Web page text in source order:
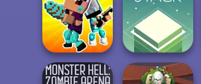
Cursed Dreams
FNAF Horror At
Home